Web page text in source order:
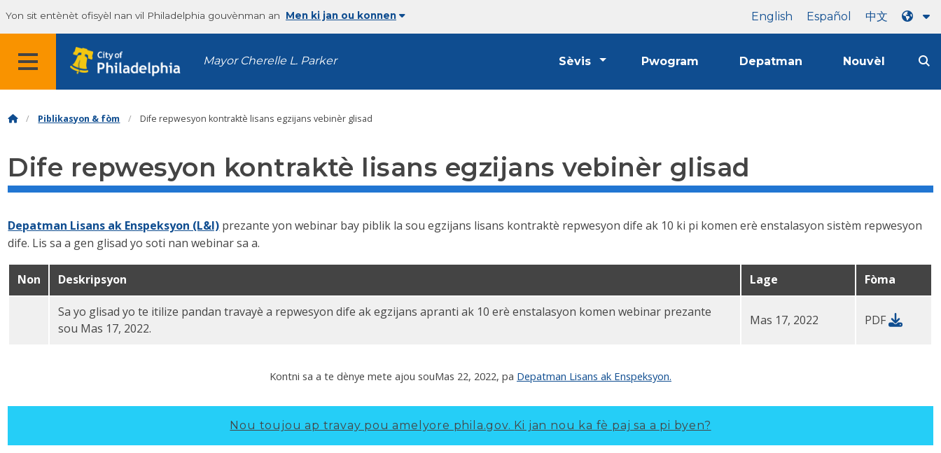
Yon sit entènèt ofisyèl nan vil Philadelphia gouvènman an Men ki jan ou konnen English Español 中文
Mayor Cherelle L. Parker Sèvis Pwogram Depatman Nouvèl
Piblikasyon & fòm Dife repwesyon kontraktè lisans egzijans vebinèr glisad
Dife repwesyon kontraktè lisans egzijans vebinèr glisad
Depatman Lisans ak Enspeksyon (L&I) prezante yon webinar bay piblik la sou egzijans lisans kontraktè repwesyon dife ak 10 ki pi komen erè enstalasyon sistèm repwesyon
dife. Lis sa a gen glisad yo soti nan webinar sa a.
Non Deskripsyon Lage Fòma
egzijans repwesyon Dife kontra ak 10 erè enstalasyon ki pi komen webinar glisad PDF
Sa yo glisad yo te itilize pandan travayè a repwesyon dife ak egzijans apranti ak 10 erè enstalasyon komen webinar prezante
sou Mas 17, 2022.
Mas 17, 2022 PDF
Kontni sa a te dènye mete ajou souMas 22, 2022, pa Depatman Lisans ak Enspeksyon.
Nou toujou ap travay pou amelyore phila.gov. Ki jan nou ka fè paj sa a pi byen?